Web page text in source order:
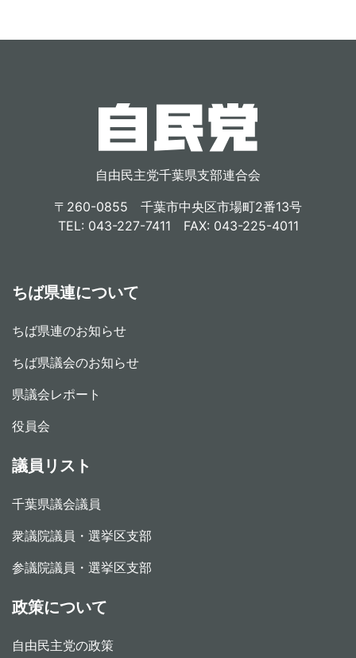
自由民主党千葉県支部連合会
〒260-0855 千葉市中央区市場町2番13号
TEL: 043-227-7411 FAX: 043-225-4011
ちば県連について
ちば県連のお知らせ
ちば県議会のお知らせ
県議会レポート
役員会
議員リスト
千葉県議会議員
衆議院議員・選挙区支部
参議院議員・選挙区支部
政策について
自由民主党の政策